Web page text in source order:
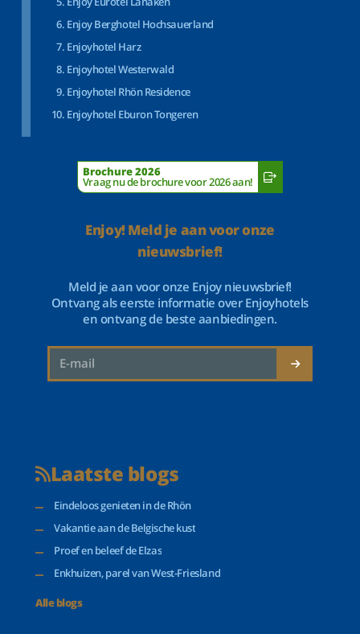
Enjoy Berghotel Hochsauerland
Enjoyhotel Harz
Enjoyhotel Westerwald
Enjoyhotel Rhön Residence
Enjoyhotel Eburon Tongeren
Brochure 2026
Vraag nu de brochure voor 2026 aan!
Enjoy! Meld je aan voor onze
nieuwsbrief!
Meld je aan voor onze Enjoy nieuwsbrief!
Ontvang als eerste informatie over Enjoyhotels
en ontvang de beste aanbiedingen.
Laatste blogs
Eindeloos genieten in de Rhön
Vakantie aan de Belgische kust
Proef en beleef de Elzas
Enkhuizen, parel van West-Friesland
Alle blogs